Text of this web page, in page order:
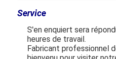
400
310
120-250
33
125WD-
350
120-290
48
Service
S'en enquiert sera
heures de travail.
Fabricant professionnel